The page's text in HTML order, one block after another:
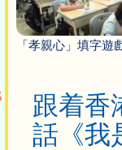
「孝親心」填字遊
跟着香
話《我